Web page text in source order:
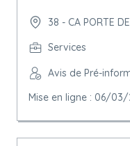
38 - CA PORTE
Services
Avis de Pré-
Mise en ligne : 06/